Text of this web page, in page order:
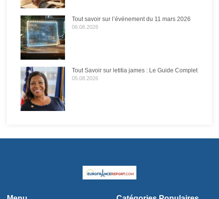
Tout savoir sur l’événement du 11 mars 2026
06.08.2026
Tout Savoir sur letitia james : Le Guide Complet
05.08.2026